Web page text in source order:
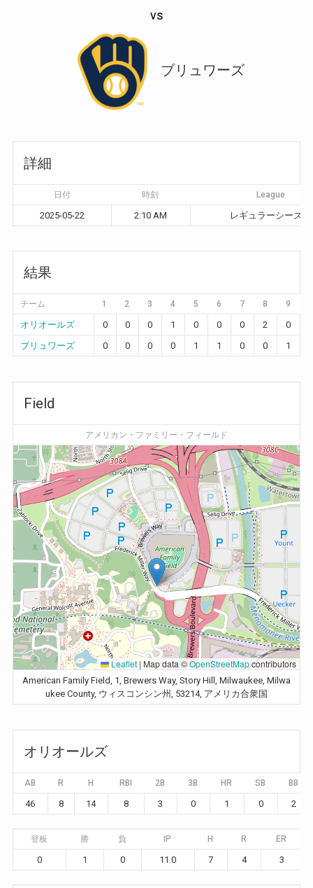
vs
ブリュワーズ
詳細
日付 時刻 League
2025-05-22 2:10 AM レギュラーシーズン
結果
チーム 1 2 3 4 5 6 7 8 9
オリオールズ 0 0 0 1 0 0 0 2 0
ブリュワーズ
0 0 0 0 1 1 0 0 1
Field
アメリカン・ファミリー・フィールド
Leaflet | Map data ©OpenStreetMapcontributors
American Family Field, 1, Brewers Way, Story Hill, Milwaukee, Milwa
ukee County, ウィスコンシン州, 53214, アメリカ合衆国
オリオールズ
AB R H RBI 2B 3B HR SB BB
46 8 14 8 3 0 1 0 2
登板 勝 負 IP H R ER
0 1 0 11.0 7 4 3